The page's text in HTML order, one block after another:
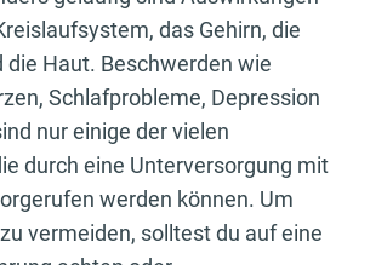
das Gehirn, die
die Haut. Beschwerden wie
Schlafprobleme, Depression
nur einige der vielen
durch eine Unterversorgung mit
werden können. Um
vermeiden, solltest du auf eine